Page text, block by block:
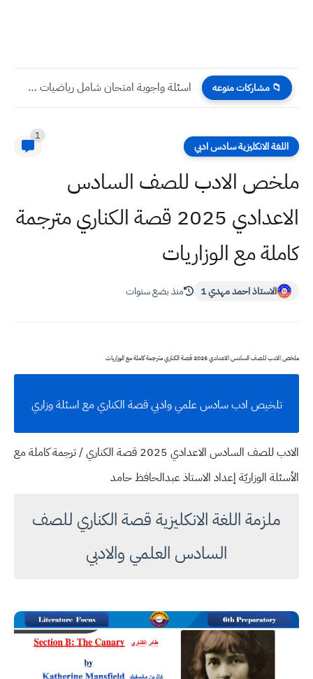
📁 مشاركات منوعه اسئلة واجوبة امتحان شامل رياضيات سادس ادبي 2022
اللغة الانكليزية سادس ادبي
1
ملخص الادب للصف السادس
الاعدادي 2025 قصة الكناري مترجمة
كاملة مع الوزاريات
الاستاذ احمد مهدي 1 منذ بضع سنوات
ملخص الادب للصف السادس الاعدادي 2025 قصة الكناري مترجمة كاملة مع الوزاريات
تلخيص ادب سادس علمي وادبي قصة الكناري مع اسئلة وزاري
الادب للصف السادس الاعدادي 2025 قصة الكناري / ترجمة كاملة مع
الأسئلة الوزاريّة إعداد الاستاذ عبدالحافظ حامد
ملزمة اللغة الانكليزية قصة الكناري للصف
السادس العلمي والادبي